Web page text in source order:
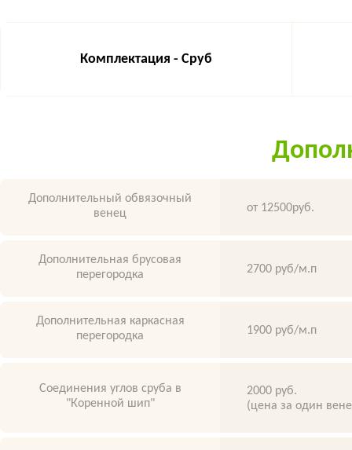
Комплектация - Сруб
Дополнительный обвязочный
венец
от 12500руб.
Дополнительная брусовая
перегородка
2700 руб/м.п
Дополнительная каркасная
перегородка
1900 руб/м.п
Соединения углов сруба в
"Коренной шип"
2000 руб.
(цена за один